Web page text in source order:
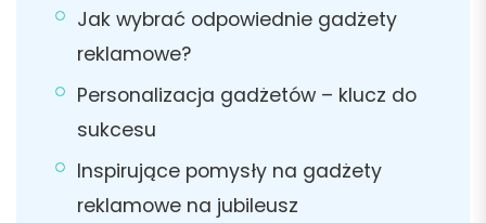
Jak wybrać odpowiednie gadżety
reklamowe?
Personalizacja gadżetów – klucz do
sukcesu
Inspirujące pomysły na gadżety
reklamowe na jubileusz